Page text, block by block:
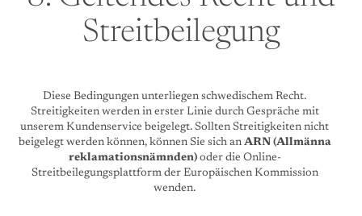
Streitbeilegung
Diese Bedingungen unterliegen schwedischem Recht.
Streitigkeiten werden in erster Linie durch Gespräche mit
unserem Kundenservice beigelegt. Sollten Streitigkeiten nicht
beigelegt werden können, können Sie sich an ARN (Allmänna
reklamationsnämnden)oder die Online-
Streitbeilegungsplattform der Europäischen Kommission
wenden.